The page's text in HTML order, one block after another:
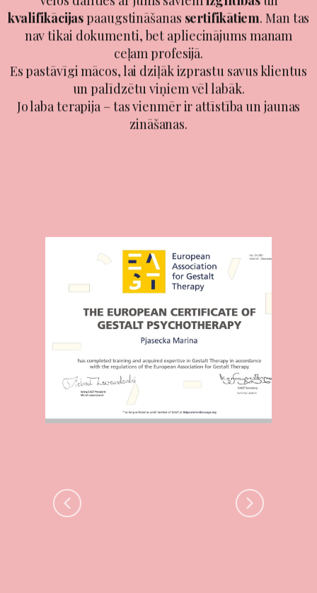
kvalifikācijaspaaugstināšanassertifikātiem. Man tas
nav tikai dokumenti, bet apliecinājums manam
ceļam profesijā.
Es pastāvīgi mācos, lai dziļāk izprastu savus klientus
un palīdzētu viņiem vēl labāk.
Jo laba terapija – tas vienmēr ir attīstība un jaunas
zināšanas.